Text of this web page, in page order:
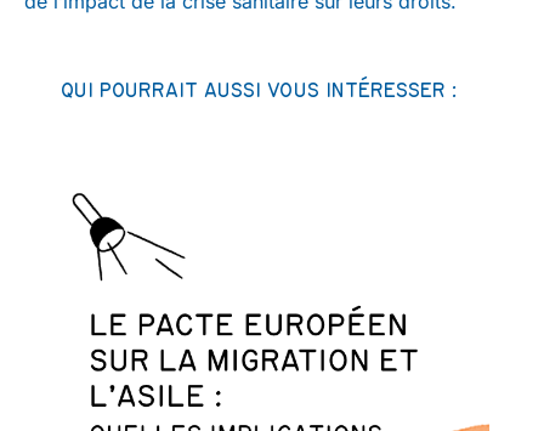
QUI POURRAIT AUSSI VOUS INTÉRESSER :